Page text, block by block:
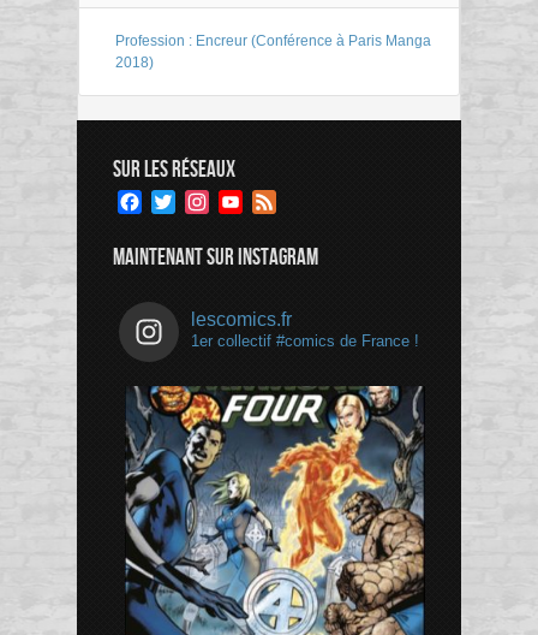
Profession : Encreur (Conférence à Paris Manga
2018)
SUR LES RÉSEAUX
Facebook
TwitterInstagramYouTube
MAINTENANT SUR INSTAGRAM
lescomics.fr
1er collectif #comics de France !